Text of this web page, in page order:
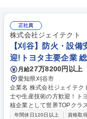
正社員
株式会社ジェイテクト
【刈谷】防火・設
迎!トヨタ主要企業
月給27万8200円以上
愛知県刈谷市
企業名 株式会社ジェイテクト 求人名 【刈谷】防火・設備安全業務・
士や生産技術の方歓迎！トヨタ主要企業 仕事の内
核企業として世界TOPクラ
務をお任せします。 防火関係業務：消防法対応等 設備安全業務：社内設
年間休日120日以上 資格取